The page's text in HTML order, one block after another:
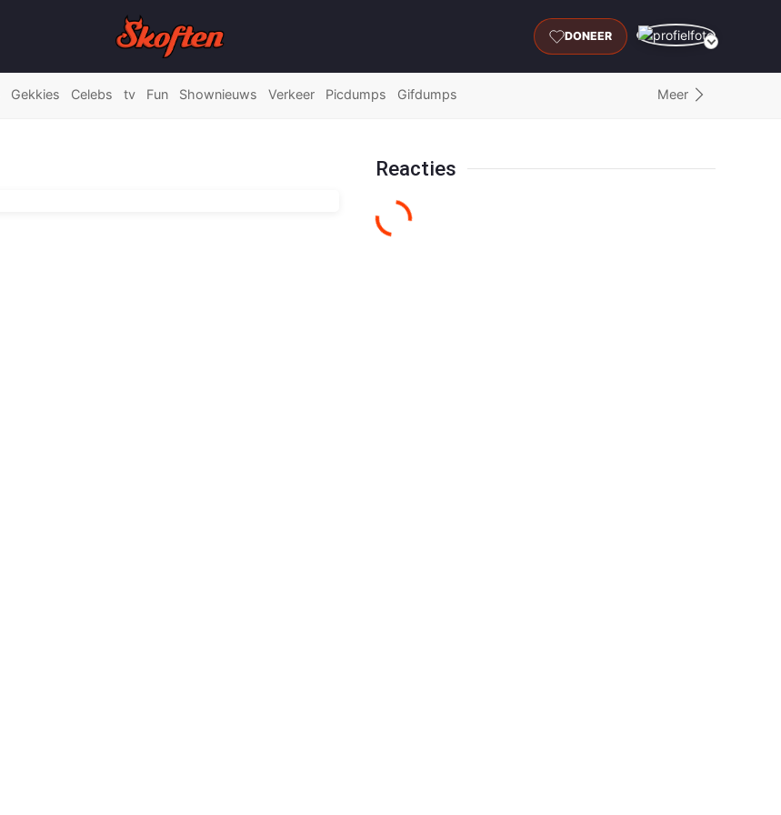
DONEER
Gekkies Celebs tv Fun Shownieuws Verkeer Picdumps Gifdumps Meer
Reacties